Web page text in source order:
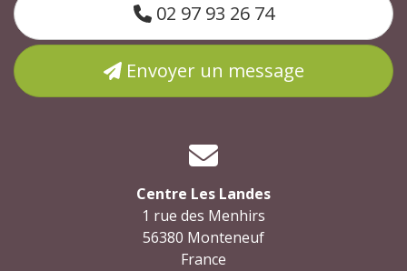
02 97 93 26 74
Envoyer un message
Centre Les Landes
1 rue des Menhirs
56380 Monteneuf
France